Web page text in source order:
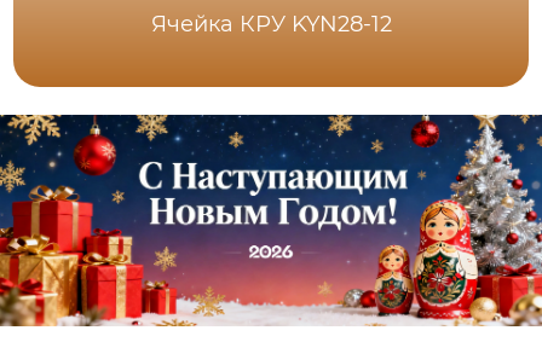
Ячейка КРУ KYN28-12